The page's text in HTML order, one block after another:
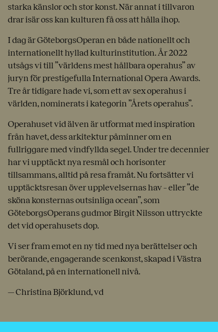
starka känslor och stor konst. När annat i tillvaron
drar isär oss kan kulturen få oss att hålla ihop.
I dag är GöteborgsOperan en både nationellt och
internationellt hyllad kulturinstitution. År 2022
utsågs vi till ”världens mest hållbara operahus” av
juryn för prestigefulla International Opera Awards.
Tre år tidigare hade vi, som ett av sex operahus i
världen, nominerats i kategorin ”Årets operahus”.
Operahuset vid älven är utformat med inspiration
från havet, dess arkitektur påminner om en
fullriggare med vindfyllda segel. Under tre decennier
har vi upptäckt nya resmål och horisonter
tillsammans, alltid på resa framåt. Nu fortsätter vi
upptäcktsresan över upplevelsernas hav – eller ”de
sköna konsternas outsinliga ocean”, som
GöteborgsOperans gudmor Birgit Nilsson uttryckte
det vid operahusets dop.
Vi ser fram emot en ny tid med nya berättelser och
berörande, engagerande scenkonst, skapad i Västra
Götaland, på en internationell nivå.
— Christina Björklund, vd